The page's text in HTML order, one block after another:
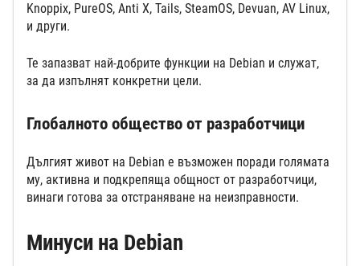
Knoppix, PureOS, Anti X, Tails, SteamOS, Devuan, AV Linux,
и други.
Те запазват най-добрите функции на Debian и служат,
за да изпълнят конкретни цели.
Глобалното общество от разработчици
Дългият живот на Debian е възможен поради голямата
му, активна и подкрепяща общност от разработчици,
винаги готова за отстраняване на неизправности.
Минуси на Debian